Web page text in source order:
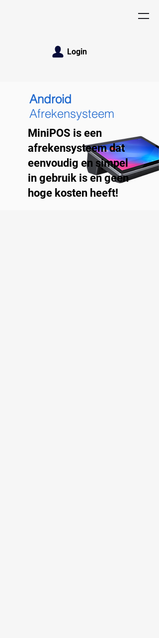
Login
Android
Afrekensysteem
MiniPOS is een
afrekensysteem dat
eenvoudig en simpel
in gebruik is en geen
hoge kosten heeft!